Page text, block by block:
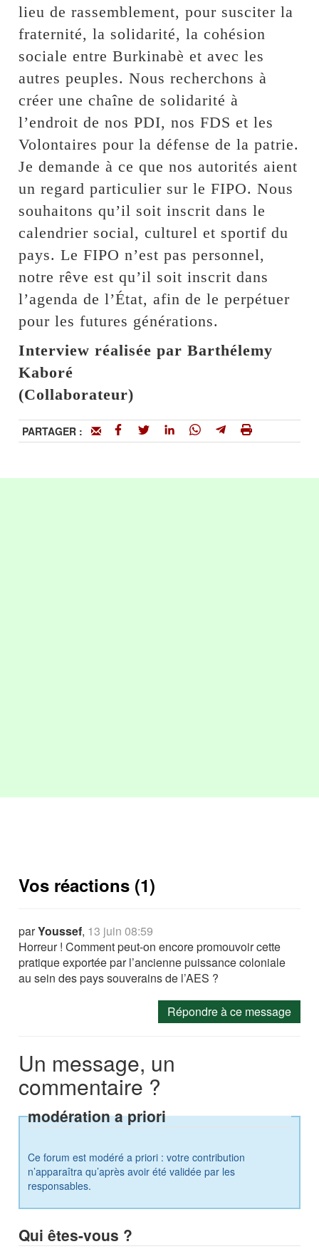
lieu de rassemblement, pour susciter la
fraternité, la solidarité, la cohésion
sociale entre Burkinabè et avec les
autres peuples. Nous recherchons à
créer une chaîne de solidarité à
l’endroit de nos PDI, nos FDS et les
Volontaires pour la défense de la patrie.
Je demande à ce que nos autorités aient
un regard particulier sur le FIPO. Nous
souhaitons qu’il soit inscrit dans le
calendrier social, culturel et sportif du
pays. Le FIPO n’est pas personnel,
notre rêve est qu’il soit inscrit dans
l’agenda de l’État, afin de le perpétuer
pour les futures générations.
Interview réalisée par Barthélemy
Kaboré
(Collaborateur)
PARTAGER :
Vos réactions (1)
parYoussef, 13 juin 08:59
Horreur ! Comment peut-on encore promouvoir cette
pratique exportée par l’ancienne puissance coloniale
au sein des pays souverains de l’AES ?
Répondre à ce message
Un message, un
commentaire ?
modération a priori
Ce forum est modéré a priori : votre contribution
n’apparaîtra qu’après avoir été validée par les
responsables.
Qui êtes-vous ?